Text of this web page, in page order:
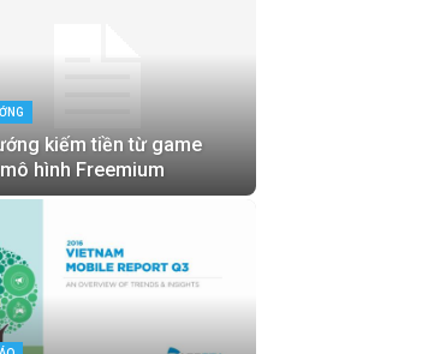
kiếm tiền từ game
hình Freemium